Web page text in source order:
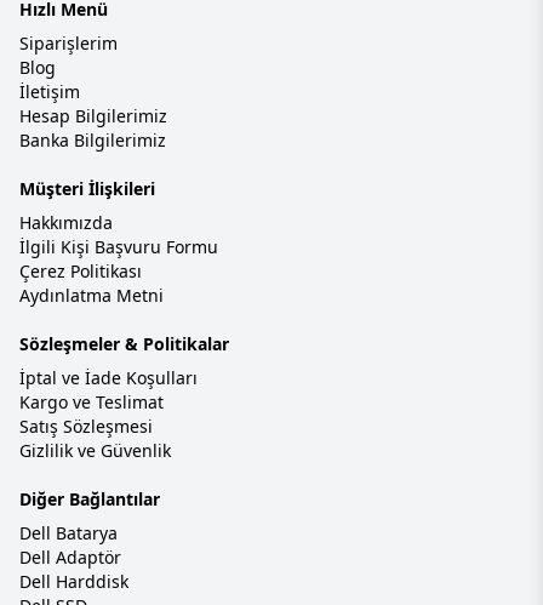
Hızlı Menü
Siparişlerim
Blog
İletişim
Hesap Bilgilerimiz
Banka Bilgilerimiz
Müşteri İlişkileri
Hakkımızda
İlgili Kişi Başvuru Formu
Çerez Politikası
Aydınlatma Metni
Sözleşmeler & Politikalar
İptal ve İade Koşulları
Kargo ve Teslimat
Satış Sözleşmesi
Gizlilik ve Güvenlik
Diğer Bağlantılar
Dell Batarya
Dell Adaptör
Dell Harddisk